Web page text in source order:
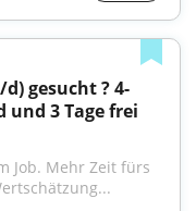
gesucht ? 4-
und 3 Tage frei
Job. Mehr Zeit fürs